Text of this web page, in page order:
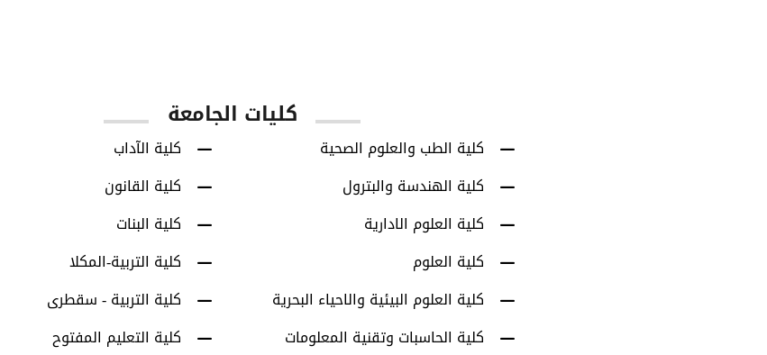
كليات الجامعة
كلية الآداب
كلية القانون
كلية البنات
كلية التربية-المكلا
كلية التربية - سقطرى
كلية التعليم المفتوح
كلية الطب والعلوم الصحية
كلية الهندسة والبترول
كلية العلوم الادارية
كلية العلوم
كلية العلوم البيئية والاحياء البحرية
كلية الحاسبات وتقنية المعلومات